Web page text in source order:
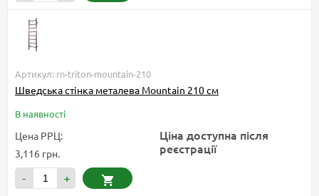
Артикул: rn-triton-mountain-210
Шведська стінка металева Mountain 210 см
В наявності
Цена РРЦ:
3,116 грн.
Ціна доступна після
реєстрації
- +